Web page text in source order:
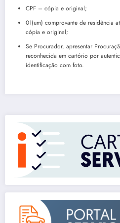
CPF – cópia e original;
01(um) comprovante de residência
cópia e original;
Se Procurador, apresentar
reconhecida em cartório por
identificação com foto.